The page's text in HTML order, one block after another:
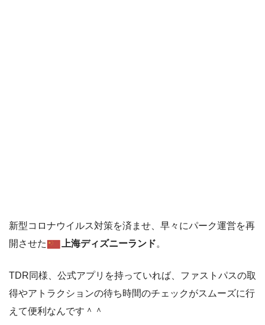
新型コロナウイルス対策を済ませ、早々にパーク運営を再
開させた
上海ディズニーランド。
TDR同様、公式アプリを持っていれば、ファストパスの取
得やアトラクションの待ち時間のチェックがスムーズに行
えて便利なんです＾＾